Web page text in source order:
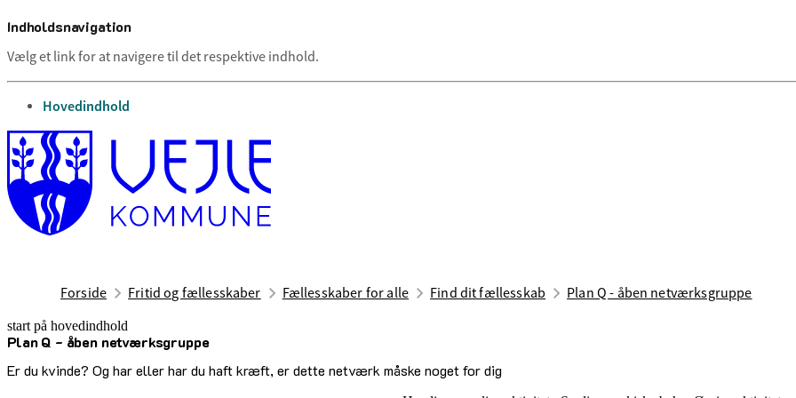
Indholdsnavigation
Vælg et link for at navigere til det respektive indhold.
gå til
Hovedindhold
Forside Fritid og fællesskaber Fællesskaber for alle Find dit fællesskab Plan Q - åben netværksgruppe
start på hovedindhold
Plan Q - åben netværksgruppe
Er du kvinde? Og har eller har du haft kræft, er dette netværk måske noget for dig
senest opdateret 15. juli 2026